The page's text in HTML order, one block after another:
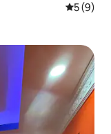
5 (9)